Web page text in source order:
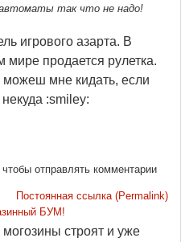
так что не надо!
игрового азарта. В
мире продается рулетка.
можеш мне кидать, если
некуда :smiley:
отправлять комментарии
Постоянная ссылка (Permalink)
БУМ!
могозины строят и уже